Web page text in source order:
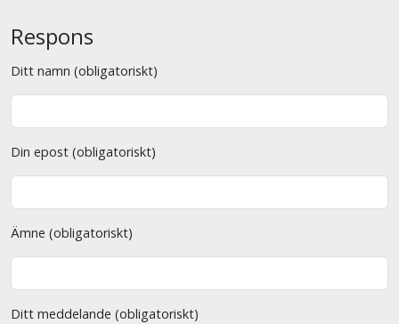
Respons
Ditt namn (obligatoriskt)
Din epost (obligatoriskt)
Ämne (obligatoriskt)
Ditt meddelande (obligatoriskt)